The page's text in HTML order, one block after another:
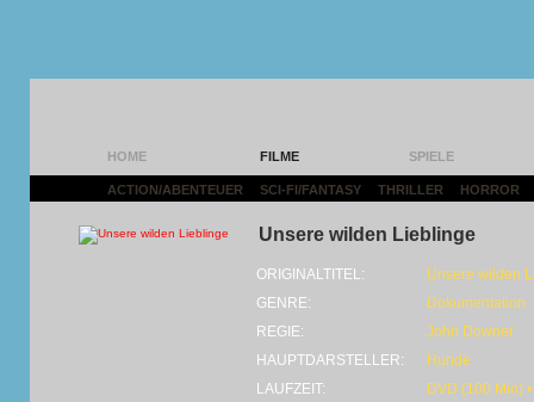
HOME FILME SPIELE
ACTION/ABENTEUER SCI-FI/FANTASY THRILLER HORROR
Unsere wilden Lieblinge
ORIGINALTITEL:
Unsere wilden
GENRE:
Dokumentation
REGIE:
John Downer
HAUPTDARSTELLER:
Hunde
LAUFZEIT:
DVD (100 Min)